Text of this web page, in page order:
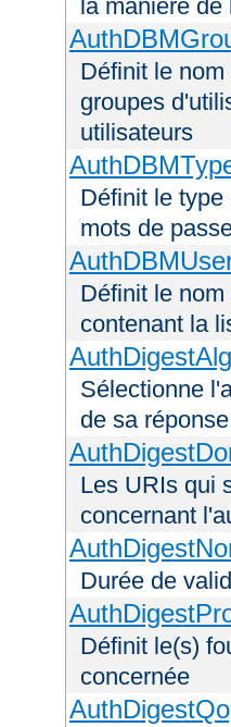
la manière
Définit le
groupes
utilisateurs
Définit le
mots de
Définit le
contenant la
Sélectionne
de sa réponse
Les URIs qui
concernant
Durée de
Définit le(s)
concernée